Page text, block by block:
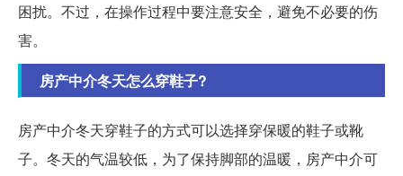
困扰。不过，在操作过程中要注意安全，避免不必要的伤
害。
房产中介冬天怎么穿鞋子?
房产中介冬天穿鞋子的方式可以选择穿保暖的鞋子或靴
子。冬天的气温较低，为了保持脚部的温暖，房产中介可